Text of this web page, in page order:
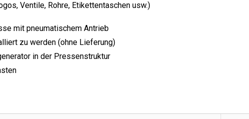
Ventile, Rohre, Etikettentaschen usw.)
mit pneumatischem Antrieb
zu werden (ohne Lieferung)
in der Pressenstruktur